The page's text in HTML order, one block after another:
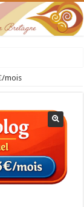
chrétienne
mois